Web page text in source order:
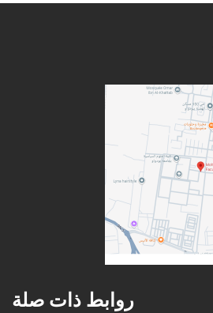
روابط ذات صلة